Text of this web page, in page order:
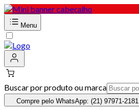
Menu
Buscar por produto ou marca
Compre pelo WhatsApp: (21) 97971-2181